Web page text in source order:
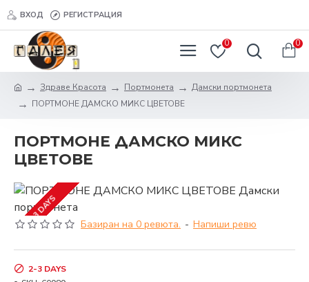
ВХОД РЕГИСТРАЦИЯ
0 0
Здраве Красота Портмонета
Дамски портмонета
ПОРТМОНЕ ДАМСКО МИКС ЦВЕТОВЕ
ПОРТМОНЕ ДАМСКО МИКС
ЦВЕТОВЕ
2-3 DAYS Базиран на 0 ревюта. - Напиши ревю
2-3 DAYS